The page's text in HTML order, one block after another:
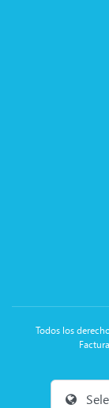
Todos los